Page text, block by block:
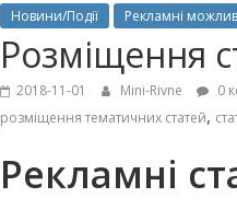
Новини/Події Рекламні
Розміщення
2018-11-01 Mini-Rivne 0
розміщення тематичних статей,
Рекламні